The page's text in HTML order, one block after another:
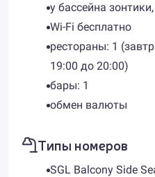
у бассейна
Wi-Fi бесплатно
рестораны: 1
19:00 до 20:00)
бары: 1
обмен валюты
Типы номеров
SGL Balcony Side